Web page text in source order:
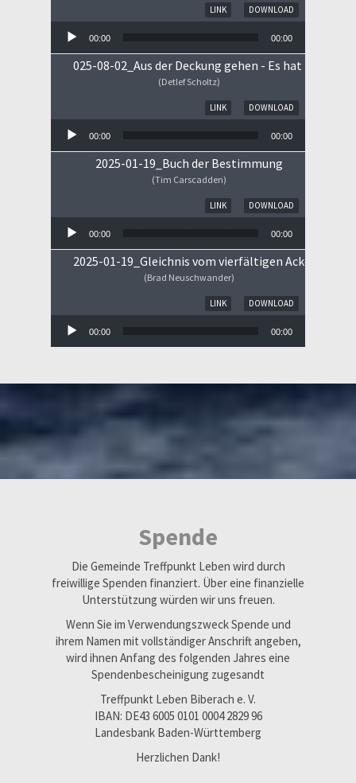
DOWNLOAD
LINK
00:00 00:00
025-08-02_Aus der Deckung gehen - Es hat
(Detlef Scholtz)
DOWNLOAD
LINK
00:00 00:00
2025-01-19_Buch der Bestimmung
(Tim Carscadden)
DOWNLOAD
LINK
00:00 00:00
2025-01-19_Gleichnis vom vierfältigen Ackerboden
(Brad Neuschwander)
DOWNLOAD
LINK
00:00 00:00
Spende
Die Gemeinde Treffpunkt Leben wird durch
freiwillige Spenden finanziert. Über eine finanzielle
Unterstützung würden wir uns freuen.
Wenn Sie im Verwendungszweck Spende und
ihrem Namen mit vollständiger Anschrift angeben,
wird ihnen Anfang des folgenden Jahres eine
Spendenbescheinigung zugesandt
Treffpunkt Leben Biberach e. V.
IBAN: DE43 6005 0101 0004 2829 96
Landesbank Baden-Württemberg
Herzlichen Dank!